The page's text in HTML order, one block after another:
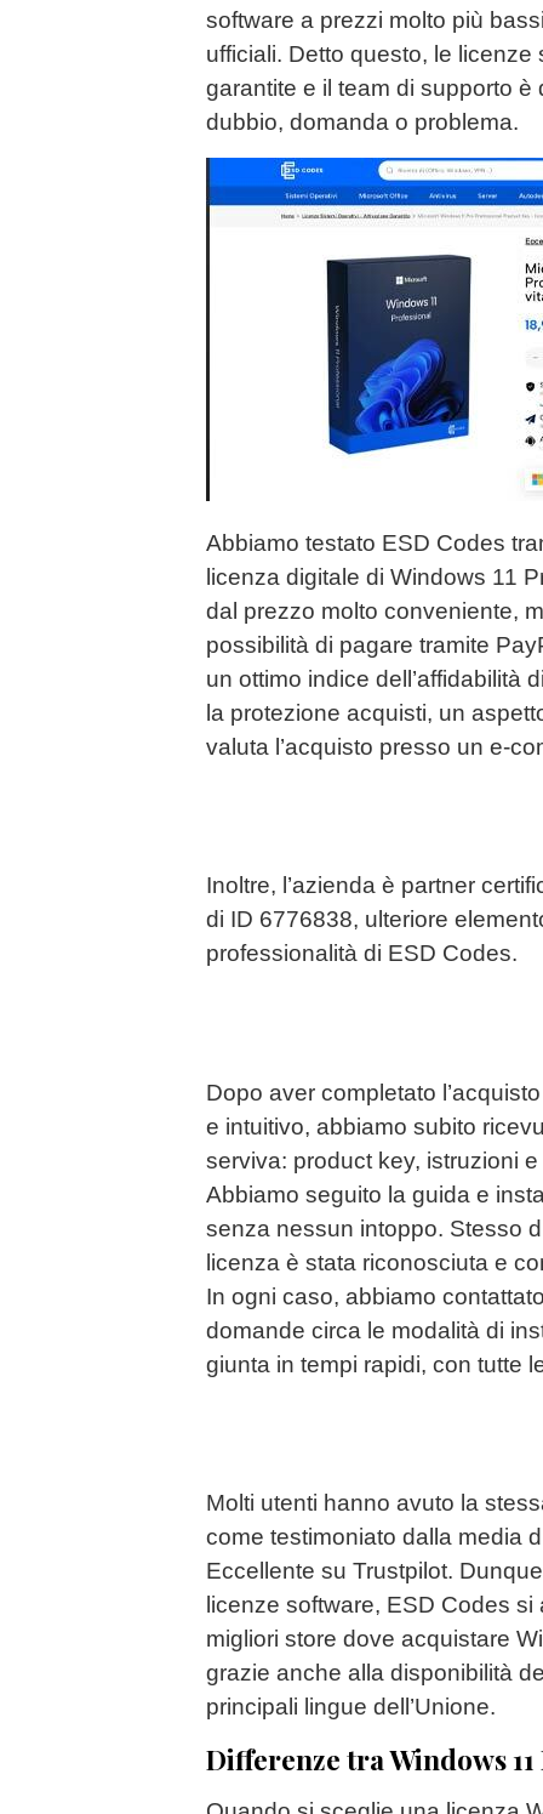
software a prezzi molto più
ufficiali. Detto questo, le
garantite e il team di supporto
dubbio, domanda o problema.
Abbiamo testato ESD Codes
licenza digitale di Windows 11
dal prezzo molto conveniente,
possibilità di pagare tramite
un ottimo indice dell’affidabilità
la protezione acquisti, un
valuta l’acquisto presso un e-
Inoltre, l’azienda è partner
di ID 6776838, ulteriore
professionalità di ESD Codes.
Dopo aver completato
e intuitivo, abbiamo subito
serviva: product key, istruzioni
Abbiamo seguito la guida e
senza nessun intoppo. Stesso
licenza è stata riconosciuta e
In ogni caso, abbiamo
domande circa le modalità di
giunta in tempi rapidi, con tutte
Molti utenti hanno avuto la
come testimoniato dalla media
Eccellente su Trustpilot.
licenze software, ESD Codes
migliori store dove acquistare
grazie anche alla disponibilità
principali lingue dell’Unione.
Differenze tra Windows